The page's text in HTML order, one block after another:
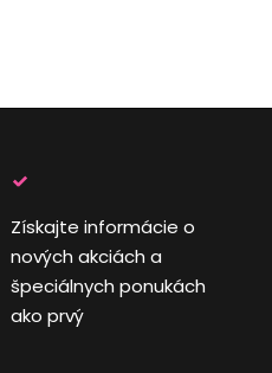
Získajte informácie o
nových akciách a
špeciálnych ponukách
ako prvý